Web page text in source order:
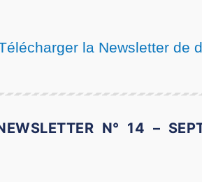
la Newsletter de
N° 14 –